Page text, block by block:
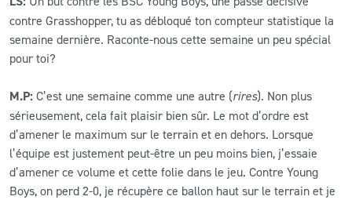
CONTACT
ACTUALITÉS
L’APP DU LS
LS ACADEMY CAMPS
MATCH DES CELEBRITES
contre Grasshopper, tu as débloqué ton compteur statistique la
semaine dernière. Raconte-nous cette semaine un peu spécial
pour toi?
M.P: C’est une semaine comme une autre (rires). Non plus
sérieusement, cela fait plaisir bien sûr. Le mot d’ordre est
d’amener le maximum sur le terrain et en dehors. Lorsque
l’équipe est justement peut-être un peu moins bien, j’essaie
d’amener ce volume et cette folie dans le jeu. Contre Young
Boys, on perd 2-0, je récupère ce ballon haut sur le terrain et je